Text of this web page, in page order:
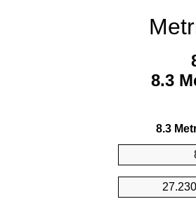
8.3
8.3